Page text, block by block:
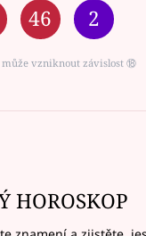
46 2
vzniknout závislost ⑱
HOROSKOP